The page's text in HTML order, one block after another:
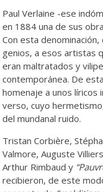
Paul Verlaine -ese
en 1884 una de sus
Con esta
genios, a esos artistas
eran maltratados y
contemporánea. De
homenaje a unos líricos
verso, cuyo
del mundanal ruido.
Tristan Corbière,
Valmore, Auguste
Arthur Rimbaud y
recibieron, de este